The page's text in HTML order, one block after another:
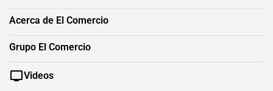
Acerca de El Comercio
Grupo El Comercio
Videos